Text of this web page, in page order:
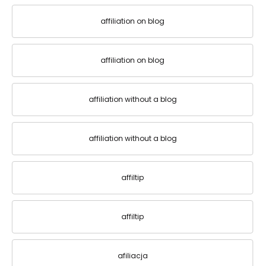
affiliation on blog
affiliation on blog
affiliation without a blog
affiliation without a blog
affiltip
affiltip
afiliacja